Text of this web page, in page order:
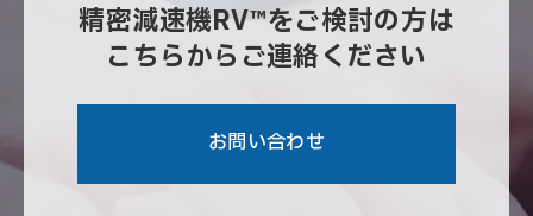
精密減速機RV™をご検討の方は
こちらからご連絡ください
お問い合わせ